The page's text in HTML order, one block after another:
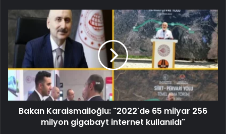
Bakan Karaismailoğlu: "2022'de 65 milyar 256
milyon gigabayt internet kullanıldı"